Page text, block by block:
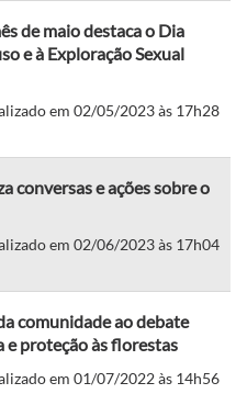
de maio destaca o Dia
e à Exploração Sexual
em 02/05/2023 às 17h28
conversas e ações sobre o
em 02/06/2023 às 17h04
comunidade ao debate
e proteção às florestas
em 01/07/2022 às 14h56